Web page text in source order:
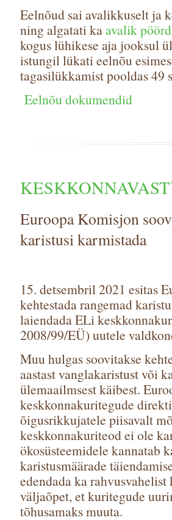
Eelnõud sai avalikkuselt ja
ning algatati kaavalik
kogus lühikese aja jooksul
istungil lükati eelnõu
tagasilükkamist pooldas 49
Eelnõu dokumendid
Euroopa Komisjon
karistusi karmistada
15. detsembril 2021 esitas
kehtestada rangemad
laiendada ELi
2008/99/EÜ) uutele
Muu hulgas soovitakse
aastast vanglakaristust või
ülemaailmsest käibest.
keskkonnakuritegude
õigusrikkujatele piisavalt
keskkonnakuriteod ei ole
ökosüsteemidele kannatab
karistusmäärade
edendada ka
väljaõpet, et kuritegude
tõhusamaks muuta.